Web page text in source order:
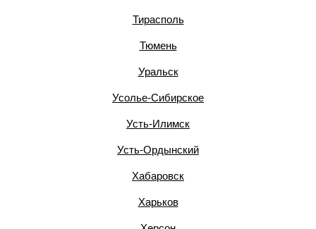
Тирасполь
Тюмень
Уральск
Усолье-Сибирское
Усть-Илимск
Усть-Ордынский
Хабаровск
Харьков